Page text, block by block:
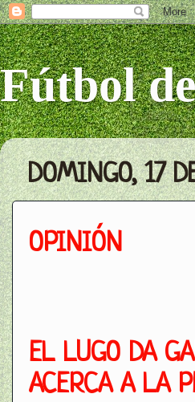
Fútbol
DOMINGO, 17
OPINIÓN
EL LUGO DA
ACERCA A LA